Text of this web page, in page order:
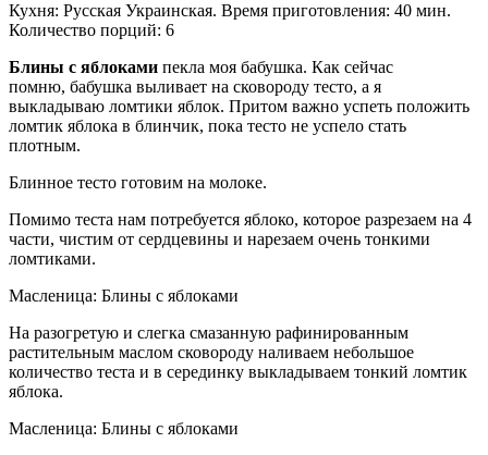
Кухня: Русская Украинская. Время приготовления: 40 мин.
Количество порций: 6
Блины с яблоками пекла моя бабушка. Как сейчас
помню, бабушка выливает на сковороду тесто, а я
выкладываю ломтики яблок. Притом важно успеть положить
ломтик яблока в блинчик, пока тесто не успело стать
плотным.
Блинное тесто готовим на молоке.
Помимо теста нам потребуется яблоко, которое разрезаем на 4
части, чистим от сердцевины и нарезаем очень тонкими
ломтиками.
Масленица: Блины с яблоками
На разогретую и слегка смазанную рафинированным
растительным маслом сковороду наливаем небольшое
количество теста и в серединку выкладываем тонкий ломтик
яблока.
Масленица: Блины с яблоками